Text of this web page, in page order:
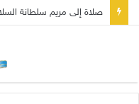
صلاة إلى مريم سلطانة